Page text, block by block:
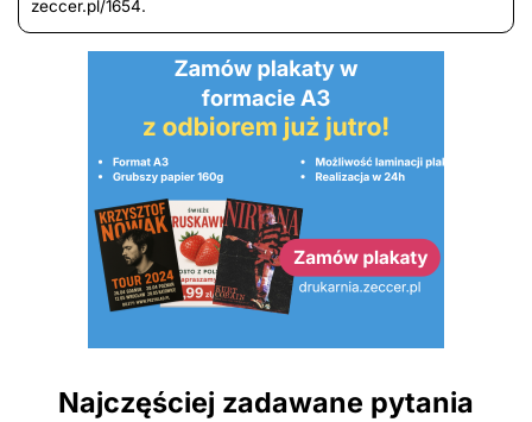
zeccer.pl/1654.
Najczęściej zadawane pytania